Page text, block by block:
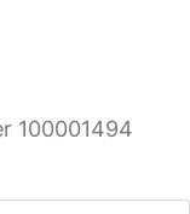
100001494